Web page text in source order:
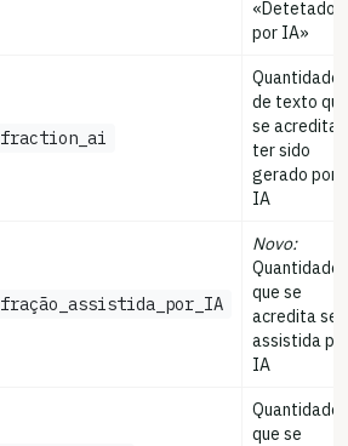
«Detetado
por IA»
fraction_ai
Quantidade
de texto que
se acredita
ter sido
gerado por
IA
fração_assistida_por_IA
Novo:
Quantidade
que se
acredita ser
assistida
IA
Quantidade
que se